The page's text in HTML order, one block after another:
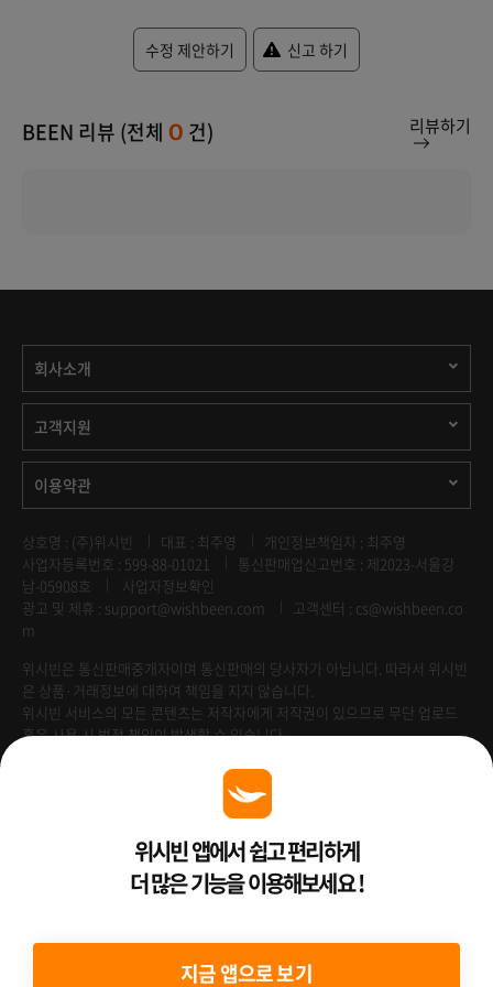
수정 제안하기 신고 하기
BEEN 리뷰 (전체 0 건) 리뷰하기
회사소개
고객지원
이용약관
상호명 : (주)위시빈 대표 : 최주영
개인정보책임자 : 최주영
사업자등록번호 : 599-88-01021
통신판매업신고번호 : 제2023-서울강
남-05908호
사업자정보확인
광고 및 제휴 : support@wishbeen.com
고객센터 : cs@wishbeen.co
m
위시빈은 통신판매중개자이며 통신판매의 당사자가 아닙니다. 따라서 위시빈
은 상품·거래정보에 대하여 책임을 지지 않습니다.
위시빈 서비스의 모든 콘텐츠는 저작자에게 저작권이 있으므로 무단 업로드
혹은 사용 시 법적 책임이 발생할 수 있습니다.
Venture Enterprise위시빈 앱에서 쉽고 편리하게
더 많은 기능을 이용해보세요 !
지금 앱으로 보기